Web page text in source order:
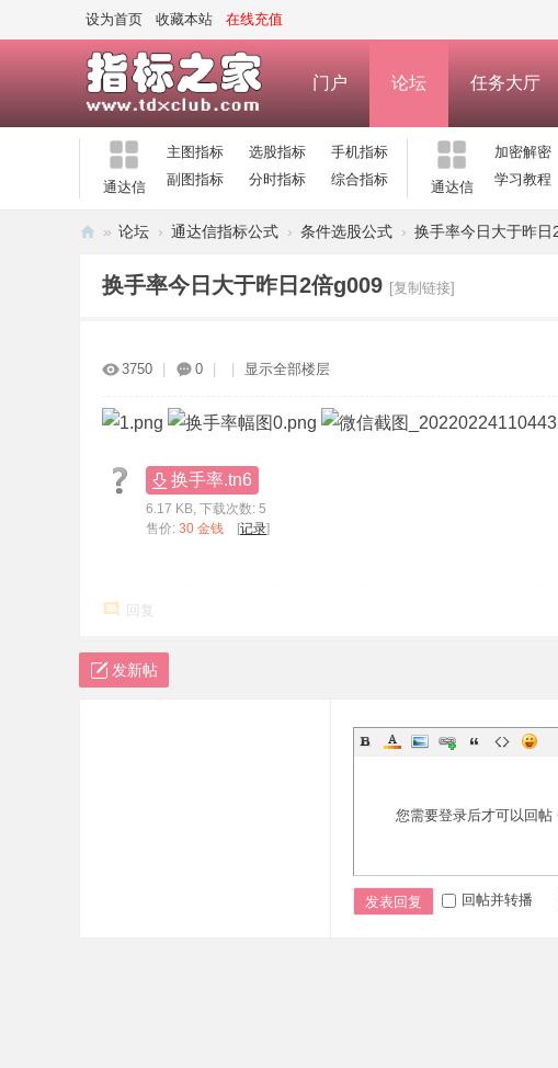
设为首页 收藏本站 在线充值
门户 论坛 任务大厅
通达信
主图指标 选股指标
手机指标
副图指标
分时指标 综合指标 通达信
加密解密
学习教程
分
» 论坛 › 通达信指标公式 › 条件选股公式 › 换手率今日大于昨日
换手率今日大于昨日2倍g009 [复制链接]
3750 0 显示全部楼层
换手率.tn6
6.17 KB, 下载次数: 5
售价: 30 金钱 [记录]
回复
发新帖
您需要登录后才可以回帖
发表回复 回帖并转播